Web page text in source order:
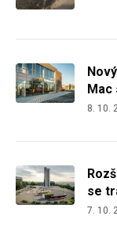
Mac
8. 10.
se
7. 10.